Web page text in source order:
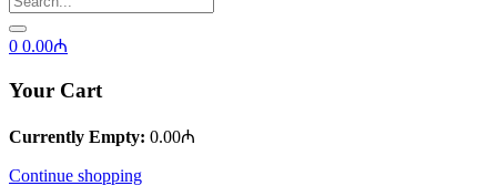
0 0.00₼
Your Cart
Currently Empty: 0.00₼
Continue shopping